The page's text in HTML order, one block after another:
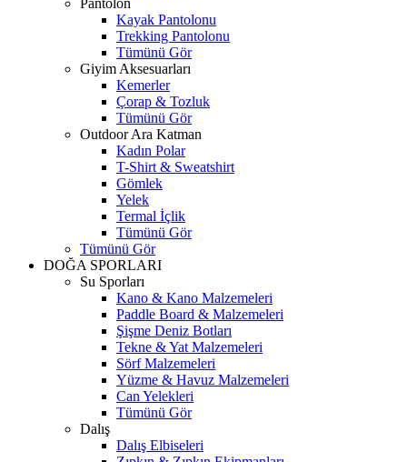
Pantolon
Kayak Pantolonu
Trekking Pantolonu
Tümünü Gör
Giyim Aksesuarları
Kemerler
Çorap & Tozluk
Tümünü Gör
Outdoor Ara Katman
Kadın Polar
T-Shirt & Sweatshirt
Gömlek
Yelek
Termal İçlik
Tümünü Gör
Tümünü Gör
DOĞA SPORLARI
Su Sporları
Kano & Kano Malzemeleri
Paddle Board & Malzemeleri
Şişme Deniz Botları
Tekne & Yat Malzemeleri
Sörf Malzemeleri
Yüzme & Havuz Malzemeleri
Can Yelekleri
Tümünü Gör
Dalış
Dalış Elbiseleri